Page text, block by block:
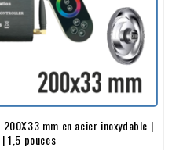
mm en acier inoxydable |
| 1,5 pouces